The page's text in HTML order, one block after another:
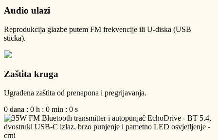
Audio ulazi
Reprodukcija glazbe putem FM frekvencije ili U-diska (USB
sticka).
Zaštita kruga
Ugrađena zaštita od prenapona i pregrijavanja.
0 dana : 0 h : 0 min : 0 s